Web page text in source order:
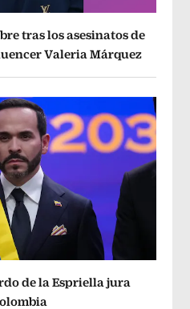
tras los asesinatos de
Valeria Márquez
de la Espriella jura